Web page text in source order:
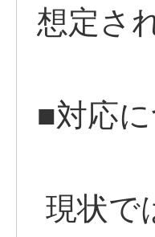
想定さ
■対応に
現状で